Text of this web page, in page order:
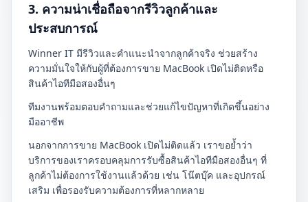
3. ความน่าเชื่อถือจากรีวิวลูกค้าและ
ประสบการณ์
Winner IT มีรีวิวและคำแนะนำจากลูกค้าจริง ช่วยสร้าง
ความมั่นใจให้กับผู้ที่ต้องการขาย MacBook เปิดไม่ติดหรือ
สินค้าไอทีมือสองอื่นๆ
ทีมงานพร้อมตอบคำถามและช่วยแก้ไขปัญหาที่เกิดขึ้นอย่าง
มืออาชีพ
นอกจากการขาย MacBook เปิดไม่ติดแล้ว เราขอย้ำว่า
บริการของเราครอบคลุมการรับซื้อสินค้าไอทีมือสองอื่นๆ ที่
ลูกค้าไม่ต้องการใช้งานแล้วด้วย เช่น โน๊ตบุ๊ค และอุปกรณ์
เสริม เพื่อรองรับความต้องการที่หลากหลาย